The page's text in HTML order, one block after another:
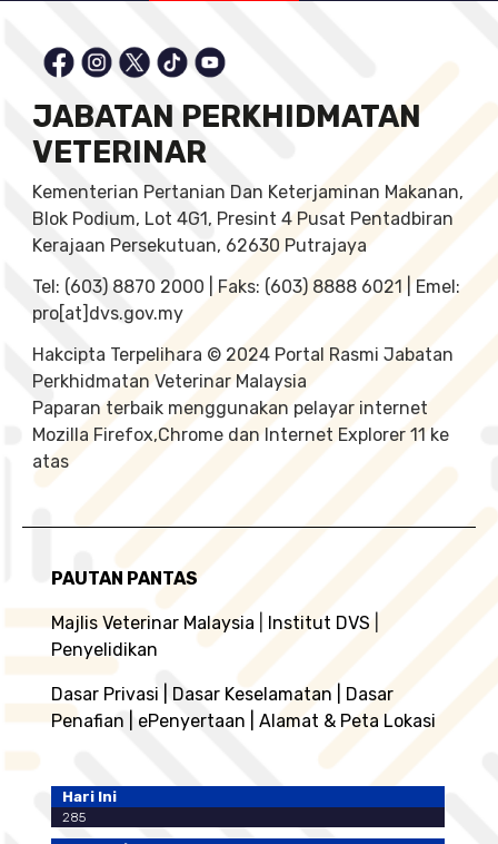
JABATAN PERKHIDMATAN
VETERINAR
Kementerian Pertanian Dan Keterjaminan Makanan,
Blok Podium, Lot 4G1, Presint 4 Pusat Pentadbiran
Kerajaan Persekutuan, 62630 Putrajaya
Tel: (603) 8870 2000 | Faks: (603) 8888 6021 | Emel:
pro[at]dvs.gov.my
Hakcipta Terpelihara © 2024 Portal Rasmi Jabatan
Perkhidmatan Veterinar Malaysia
Paparan terbaik menggunakan pelayar internet
Mozilla Firefox,Chrome dan Internet Explorer 11 ke
atas
PAUTAN PANTAS
Majlis Veterinar Malaysia Institut DVS
Penyelidikan
Dasar Privasi Dasar Keselamatan
Dasar
Penafian
ePenyertaan |Alamat & Peta Lokasi
Hari Ini
285